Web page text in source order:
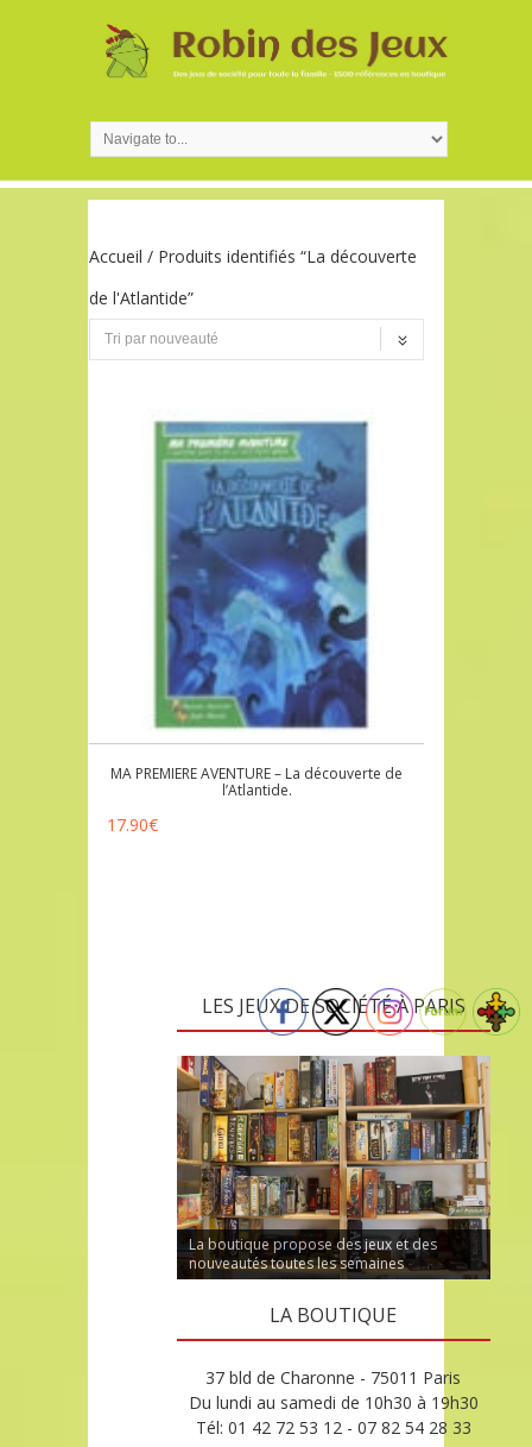
Accueil / Produits identifiés “La découverte
de l'Atlantide”
MA PREMIERE AVENTURE – La découverte de
l’Atlantide.
17.90€
LES JEUX DE SOCIÉTÉ À PARIS
La boutique propose des jeux et des
nouveautés toutes les semaines
LA BOUTIQUE
37 bld de Charonne - 75011 Paris
Du lundi au samedi de 10h30 à 19h30
Tél: 01 42 72 53 12 - 07 82 54 28 33